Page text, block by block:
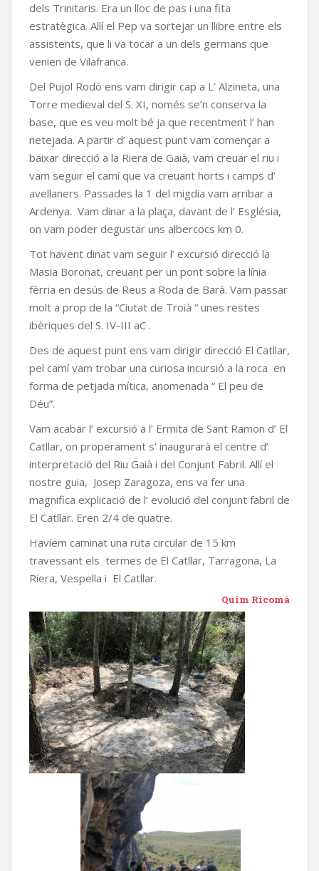
dels Trinitaris. Era un lloc de pas i una fita
estratègica. Allí el Pep va sortejar un llibre entre els
assistents, que li va tocar a un dels germans que
venien de Vilafranca.
Del Pujol Rodó ens vam dirigir cap a L’ Alzineta, una
Torre medieval del S. XI, només se’n conserva la
base, que es veu molt bé ja que recentment l’ han
netejada. A partir d’ aquest punt vam començar a
baixar direcció a la Riera de Gaià, vam creuar el riu i
vam seguir el camí que va creuant horts i camps d’
avellaners. Passades la 1 del migdia vam arribar a
Ardenya. Vam dinar a la plaça, davant de l’ Església,
on vam poder degustar uns albercocs km 0.
Tot havent dinat vam seguir l’ excursió direcció la
Masia Boronat, creuant per un pont sobre la línia
fèrria en desús de Reus a Roda de Barà. Vam passar
molt a prop de la “Ciutat de Troià “ unes restes
ibèriques del S. IV-III aC .
Des de aquest punt ens vam dirigir direcció El Catllar,
pel camí vam trobar una curiosa incursió a la roca en
forma de petjada mítica, anomenada “ El peu de
Déu”.
Vam acabar l’ excursió a l’ Ermita de Sant Ramon d’ El
Catllar, on properament s’ inaugurarà el centre d’
interpretació del Riu Gaià i del Conjunt Fabril. Allí el
nostre guia, Josep Zaragoza, ens va fer una
magnifica explicació de l’ evolució del conjunt fabril de
El Catllar. Eren 2/4 de quatre.
Havíem caminat una ruta circular de 15 km
travessant els termes de El Catllar, Tarragona, La
Riera, Vespella i El Catllar.
Quim Ricomà